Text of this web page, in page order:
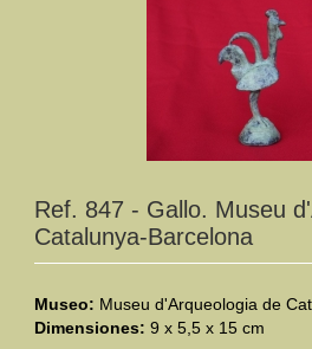
Introducción
Presentación
CATÁLOGO
Catálogo Completo
Clasificaciones
Ref. 847 - Gallo. Museu
Catalunya-Barcelona
Museo: Museu d'Arqueologia de
Dimensiones: 9 x 5,5 x 15 cm